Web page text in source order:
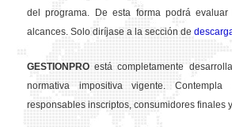
del programa. De esta forma podrá
alcances. Solo diríjase a la sección de
GESTION PRO está completamente
normativa impositiva vigente. Contempla
responsables inscriptos, consumidores finales